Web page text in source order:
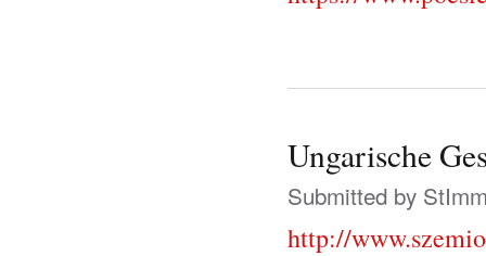
Ungarische
Submitted by
http://